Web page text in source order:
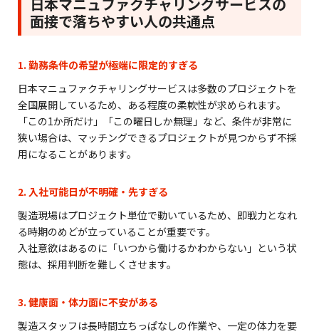
面接で落ちやすい人の共通点
1. 勤務条件の希望が極端に限定的すぎる
日本マニュファクチャリングサービスは多数のプロジェクトを
全国展開しているため、ある程度の柔軟性が求められます。
「この1か所だけ」「この曜日しか無理」など、条件が非常に
狭い場合は、マッチングできるプロジェクトが見つからず不採
用になることがあります。
2. 入社可能日が不明確・先すぎる
製造現場はプロジェクト単位で動いているため、即戦力となれ
る時期のめどが立っていることが重要です。
入社意欲はあるのに「いつから働けるかわからない」という状
態は、採用判断を難しくさせます。
3. 健康面・体力面に不安がある
製造スタッフは長時間立ちっぱなしの作業や、一定の体力を要